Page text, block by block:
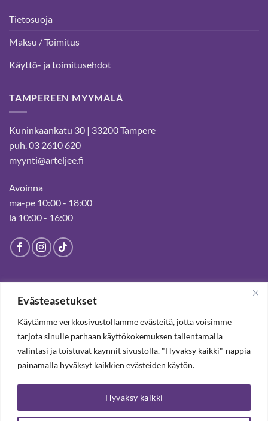
Evästeasetukset
Käytämme verkkosivustollamme evästeitä, jotta voisimme
tarjota sinulle parhaan käyttökokemuksen tallentamalla
valintasi ja toistuvat käynnit sivustolla. "Hyväksy kaikki"-nappia
painamalla hyväksyt kaikkien evästeiden käytön.
Hyväksy kaikki
Tietosuoja
Maksu / Toimitus
Käyttö- ja toimitusehdot
TAMPEREEN MYYMÄLÄ
Kuninkaankatu 30 | 33200 Tampere
puh. 03 2610 620
myynti@arteljee.fi
Avoinna
ma-pe 10:00 - 18:00
la 10:00 - 16:00
Suljettu pysyvästi 19.7.2025 alkaen
TILAA UUTISKIRJE, SAAT 20% ALENNUKSEN
TILAA UUTISKIRJEEMME